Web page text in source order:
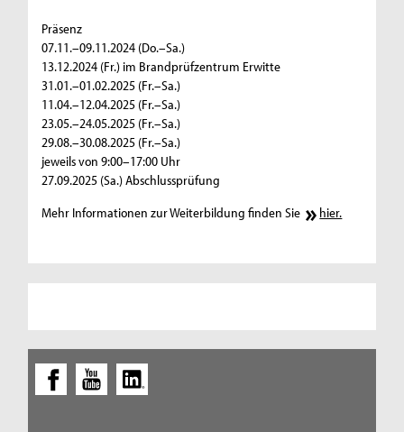
Präsenz
07.11.–09.11.2024 (Do.–Sa.)
13.12.2024 (Fr.) im Brandprüfzentrum Erwitte
31.01.–01.02.2025 (Fr.–Sa.)
11.04.–12.04.2025 (Fr.–Sa.)
23.05.–24.05.2025 (Fr.–Sa.)
29.08.–30.08.2025 (Fr.–Sa.)
jeweils von 9:00–17:00 Uhr
27.09.2025 (Sa.) Abschlussprüfung
Mehr Informationen zur Weiterbildung finden Sie
hier.